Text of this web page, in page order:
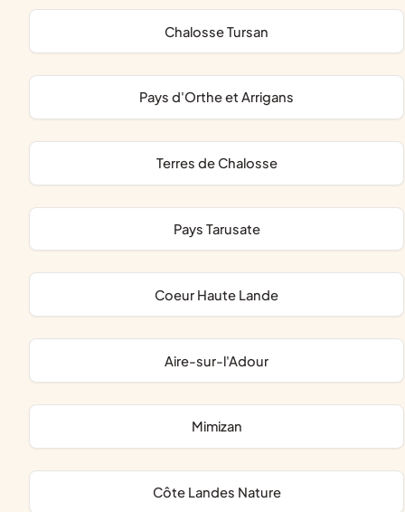
Chalosse Tursan
Pays d'Orthe et Arrigans
Terres de Chalosse
Pays Tarusate
Coeur Haute Lande
Aire-sur-l'Adour
Mimizan
Côte Landes Nature